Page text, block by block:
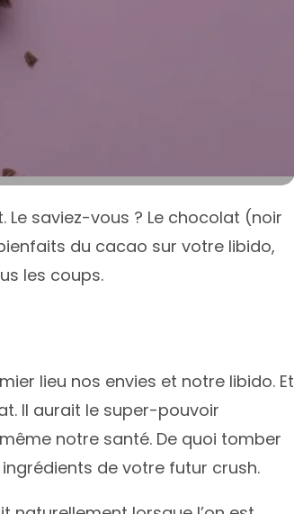
Toulouse
Atlantique
saviez-vous ? Le chocolat (noir
du cacao sur votre libido,
les coups.
lieu nos envies et notre libido. Et
Il aurait le super-pouvoir
notre santé. De quoi tomber
de votre futur crush.